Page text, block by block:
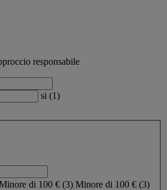
responsabile
si (1)
di 100 € (3) Minore di 100 € (3)